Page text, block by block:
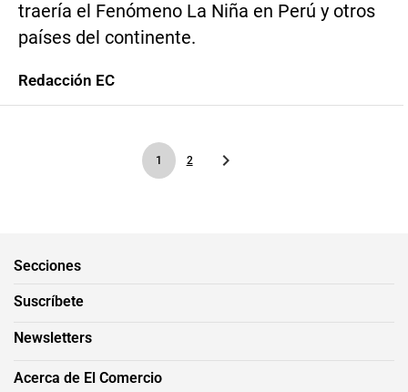
traería el Fenómeno La Niña en Perú y otros
países del continente.
Redacción EC
1 2
Secciones
Suscríbete
Newsletters
Acerca de El Comercio